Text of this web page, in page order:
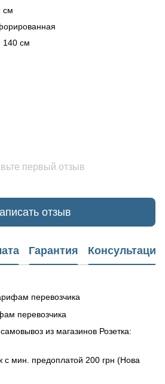
см
140 см
первый отзыв
отзыв
Гарантия Консультация
перевозчика
перевозчика
из магазинов Розетка:
мин. предоплатой 200 грн (Нова